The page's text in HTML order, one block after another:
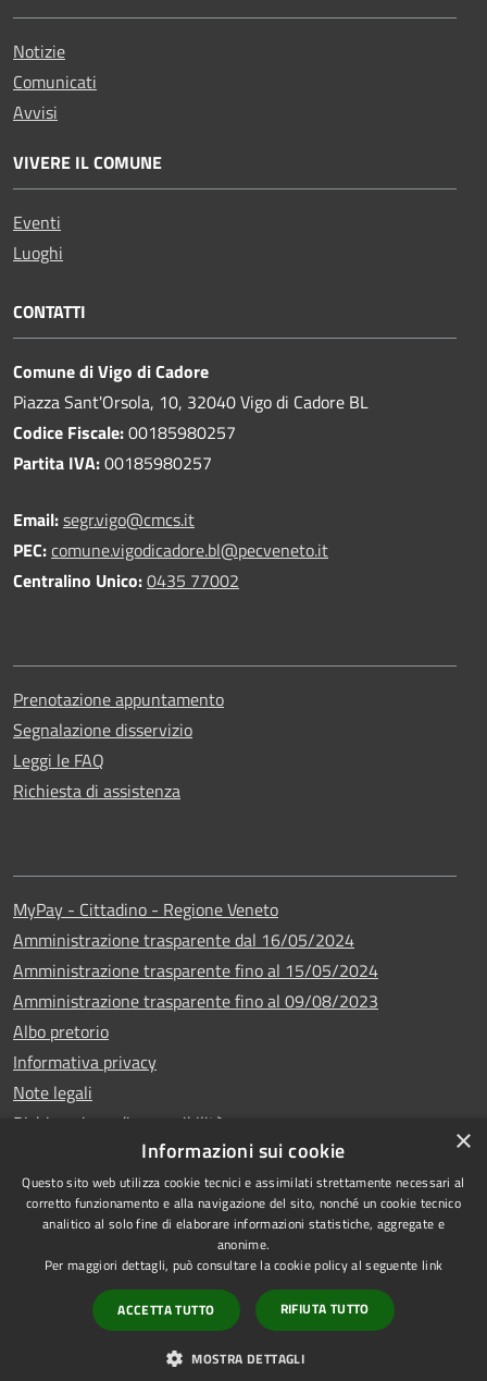
Notizie
Comunicati
Avvisi
VIVERE IL COMUNE
Eventi
Luoghi
CONTATTI
Comune di Vigo di Cadore
Piazza Sant'Orsola, 10, 32040 Vigo di Cadore BL
Codice Fiscale:00185980257
Partita IVA:00185980257
Email:segr.vigo@cmcs.it
PEC:comune.vigodicadore.bl@pecveneto.it
Centralino Unico:0435 77002
Prenotazione appuntamento
Segnalazione disservizio
Leggi le FAQ
Richiesta di assistenza
MyPay - Cittadino - Regione Veneto
Amministrazione trasparente dal 16/05/2024
Amministrazione trasparente fino al 15/05/2024
Amministrazione trasparente fino al 09/08/2023
Albo pretorio
Informativa privacy
Note legali
Dichiarazione di accessibilità
RSS
Accessibilità
Copyright © 2024
•Comune di Vigo di
Cadore• Powered
by Municipium •
×
Informazioni sui cookie
Questo sito web utilizza cookie tecnici e assimilati strettamente necessari al
corretto funzionamento e alla navigazione del sito, nonché un cookie tecnico
analitico al solo fine di elaborare informazioni statistiche, aggregate e
anonime.
Per maggiori dettagli, può consultare la cookie policy al seguente link
ACCETTA TUTTO RIFIUTA TUTTO
MOSTRA DETTAGLI